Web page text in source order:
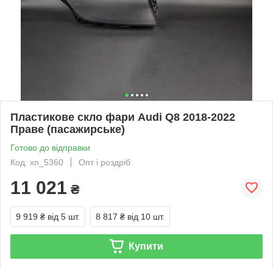
Пластикове скло фари Audi Q8 2018-2022
Праве (пасажирське)
Готово до відправки
Код: xn_5360
Опт і роздріб
11 021 ₴
9 919 ₴ від 5 шт. 8 817 ₴ від 10 шт.
Купити